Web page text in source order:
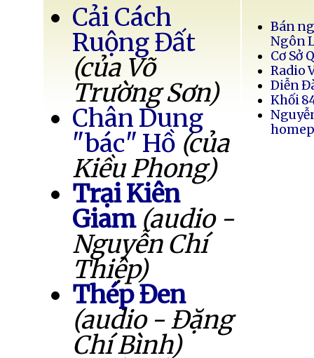
Cải Cách
Ruộng Đất
(của Võ
Trường Sơn)
Chân Dung
"bác" Hồ (của
Kiều Phong)
Trại Kiên
Giam (audio -
Nguyễn Chí
Thiệp)
Thép Đen
(audio - Đặng
Chí Bình)
Bán
Ngôn
Cơ Sở
Radio
Diễn
Khối